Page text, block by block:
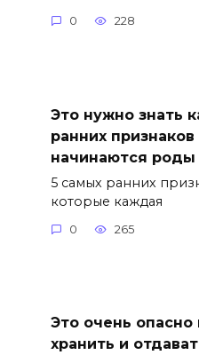
0 228
Это нужно знать
ранних признаков
начинаются роды
5 самых ранних
которые каждая
0 265
Это очень опасно
хранить и